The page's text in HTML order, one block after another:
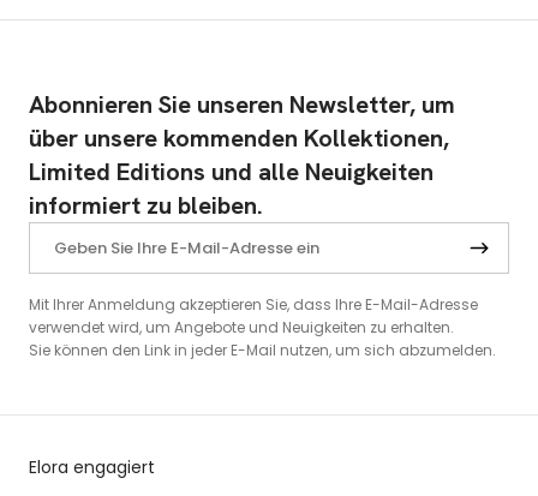
Abonnieren Sie unseren Newsletter, um
über unsere kommenden Kollektionen,
Limited Editions und alle Neuigkeiten
informiert zu bleiben.
Mit Ihrer Anmeldung akzeptieren Sie, dass Ihre E-Mail-Adresse
verwendet wird, um Angebote und Neuigkeiten zu erhalten.
Sie können den Link in jeder E-Mail nutzen, um sich abzumelden.
Elora engagiert